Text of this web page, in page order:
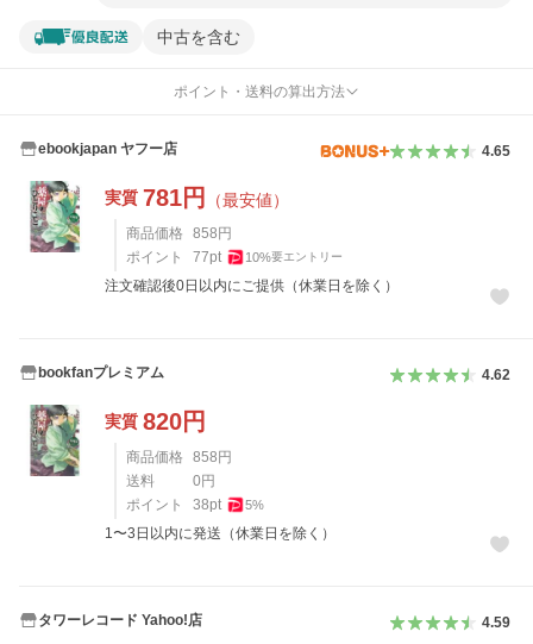
中古を含む
ポイント・送料の算出方法
ebookjapan ヤフー店 4.65
実質 781円 （最安値）
商品価格 858 円
ポイント
77pt 10%要エントリー
注文確認後0日以内にご提供（休業日を除く）
bookfanプレミアム 4.62
実質 820円
商品価格 858 円
送料
0 円
ポイント
38pt 5%
1〜3日以内に発送（休業日を除く）
タワーレコード Yahoo!店 4.59